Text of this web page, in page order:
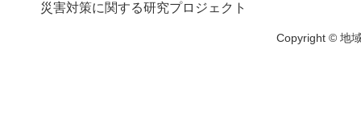
災害対策に関する研究プロジェクト
Copyright © 地